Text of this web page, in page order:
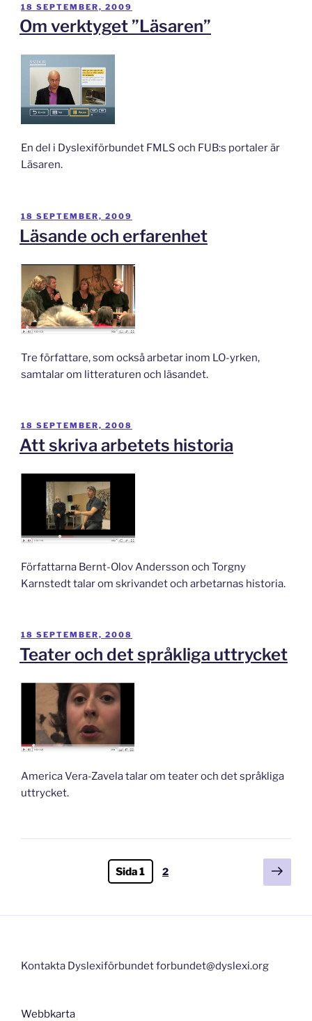
PUBLICERAT
18 SEPTEMBER, 2009
Om verktyget ”Läsaren”
En del i Dyslexiförbundet FMLS och FUB:s portaler är
Läsaren.
PUBLICERAT
18 SEPTEMBER, 2009
Läsande och erfarenhet
Tre författare, som också arbetar inom LO-yrken,
samtalar om litteraturen och läsandet.
PUBLICERAT
18 SEPTEMBER, 2008
Att skriva arbetets historia
Författarna Bernt-Olov Andersson och Torgny
Karnstedt talar om skrivandet och arbetarnas historia.
PUBLICERAT
18 SEPTEMBER, 2008
Teater och det språkliga uttrycket
America Vera-Zavela talar om teater och det språkliga
uttrycket.
Sidnumrering Sida1 Sida
2
sida
Kontakta Dyslexiförbundet forbundet@dyslexi.org
Webbkarta